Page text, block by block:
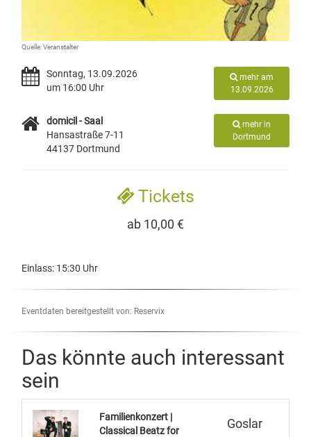
Quelle: Veranstalter
Sonntag, 13.09.2026
um 16:00 Uhr
mehr am
13.09.2026
domicil - Saal
Hansastraße 7-11
44137 Dortmund
mehr in
Dortmund
Tickets
ab 10,00 €
Einlass: 15:30 Uhr
Eventdaten bereitgestellt von: Reservix
Das könnte auch interessant
sein
Familienkonzert |
Classical Beatz for
Goslar